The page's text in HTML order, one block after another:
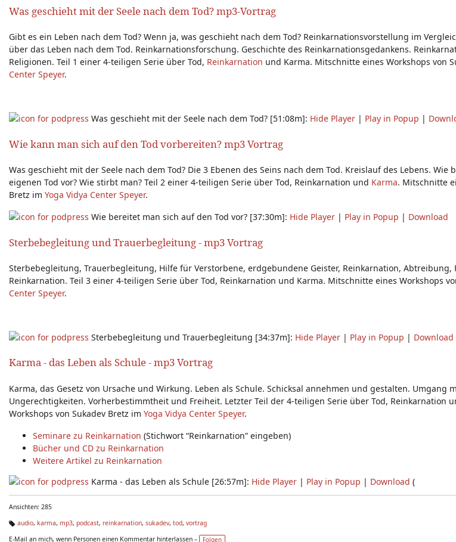
Was geschieht mit der Seele nach dem Tod? mp3-Vortrag
Gibt es ein Leben nach dem Tod? Wenn ja, was geschieht nach dem Tod? Reinkarnationsvorstellung im
über das Leben nach dem Tod. Reinkarnationsforschung. Geschichte des Reinkarnationsgedankens.
Religionen. Teil 1 einer 4-teiligen Serie über Tod, Reinkarnation und Karma. Mitschnitte eines Workshops von
Center Speyer.
Was geschieht mit der Seele nach dem Tod? [51:08m]: Hide Player | Play in Popup |
Wie kann man sich auf den Tod vorbereiten? mp3 Vortrag
Was geschieht mit der Seele nach dem Tod? Die 3 Ebenen des Seins nach dem Tod. Kreislauf des Lebens. Wie
eigenen Tod vor? Wie stirbt man? Teil 2 einer 4-teiligen Serie über Tod, Reinkarnation und Karma. Mitschnitte
Bretz im Yoga Vidya Center Speyer.
Wie bereitet man sich auf den Tod vor? [37:30m]: Hide Player | Play in Popup | Download
Sterbebegleitung und Trauerbegleitung - mp3 Vortrag
Sterbebegleitung, Trauerbegleitung, Hilfe für Verstorbene, erdgebundene Geister, Reinkarnation,
Reinkarnation. Teil 3 einer 4-teiligen Serie über Tod, Reinkarnation und Karma. Mitschnitte eines Workshops
Center Speyer.
Sterbebegleitung und Trauerbegleitung [34:37m]: Hide Player | Play in Popup | Download
Karma - das Leben als Schule - mp3 Vortrag
Karma, das Gesetz von Ursache und Wirkung. Leben als Schule. Schicksal annehmen und gestalten. Umgang
Ungerechtigkeiten. Vorherbestimmtheit und Freiheit. Letzter Teil der 4-teiligen Serie über Tod, Reinkarnation
Workshops von Sukadev Bretz im Yoga Vidya Center Speyer.
Seminare zu Reinkarnation (Stichwort “Reinkarnation” eingeben)
Bücher und CD zu Reinkarnation
Weitere Artikel zu Reinkarnation
Karma - das Leben als Schule [26:57m]: Hide Player | Play in Popup | Download (
Ansichten: 285
audio, karma, mp3, podcast, reinkarnation, sukadev, tod, vortrag
E-Mail an mich, wenn Personen einen Kommentar hinterlassen –
Folgen